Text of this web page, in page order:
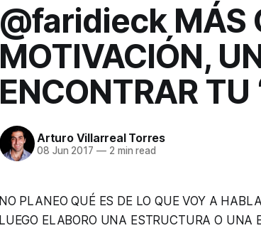
@faridieck MÁS
MOTIVACIÓN,
ENCONTRAR TU
Arturo Villarreal Torres
08 Jun 2017 —2 min read
NO PLANEO QUÉ ES DE LO QUE VOY A
LUEGO ELABORO UNA ESTRUCTURA O UNA